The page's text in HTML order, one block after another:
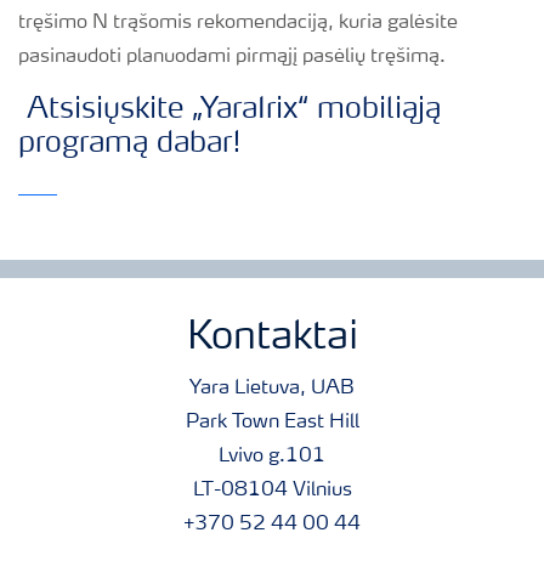
tręšimo N trąšomis rekomendaciją, kuria galėsite
pasinaudoti planuodami pirmąjį pasėlių tręšimą.
Atsisiųskite „YaraIrix“ mobiliąją
programą dabar!
Kontaktai
Yara Lietuva, UAB
Park Town East Hill
Lvivo g.101
LT-08104 Vilnius
+370 52 44 00 44